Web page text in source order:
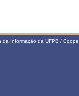
da Informação da UFPB /